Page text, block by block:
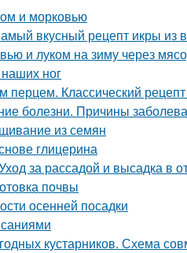
и морковью
вкусный рецепт икры из
и луком на зиму через
ног
перцем. Классический
болезни. Причины
из семян
глицерина
за рассадой и высадка в
почвы
осенней посадки
кустарников. Схема